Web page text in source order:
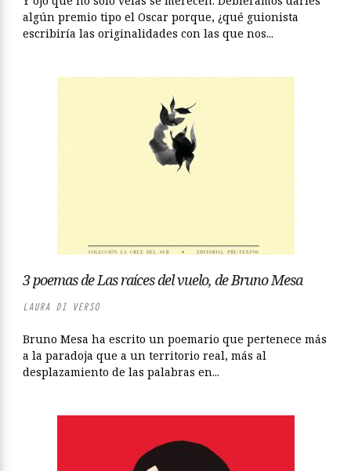
algún premio tipo el Oscar porque, ¿qué guionista
escribiría las originalidades con las que nos...
3 poemas de Las raíces del vuelo, de Bruno Mesa
LAURA DI VERSO
Bruno Mesa ha escrito un poemario que pertenece más
a la paradoja que a un territorio real, más al
desplazamiento de las palabras en...